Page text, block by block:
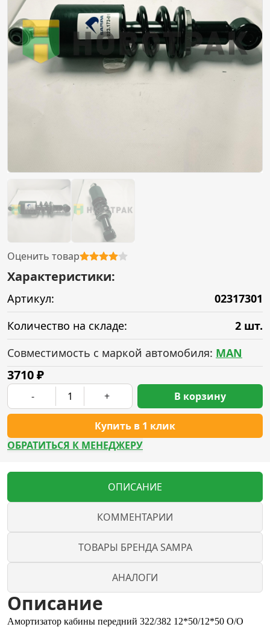
Оценить товар
Характеристики:
Артикул:
02317301
Количество на складе:
2 шт.
Совместимость с маркой автомобиля: MAN
3710₽
- +
Купить в 1 клик
В корзину
ОБРАТИТЬСЯ К МЕНЕДЖЕРУ
ОПИСАНИЕ
КОММЕНТАРИИ
ТОВАРЫ БРЕНДА SAMPA
АНАЛОГИ
Описание
Амортизатор кабины передний 322/382 12*50/12*50 O/O